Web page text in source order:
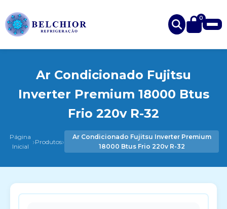
0
Ar Condicionado Fujitsu
Inverter Premium 18000 Btus
Frio 220v R-32
Página
Inicial ›Produtos›
Ar Condicionado Fujitsu Inverter Premium
18000 Btus Frio 220v R-32